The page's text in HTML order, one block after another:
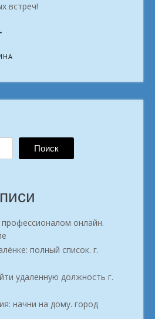
встреч!
Поиск
онлайн.
полный список. г.
удаленную должность г.
начни на дому. город